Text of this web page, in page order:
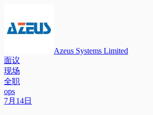
Azeus Systems Limited
面议
现场
全职
ops
7月14日